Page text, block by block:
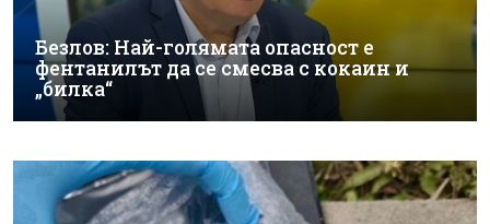
Безлов: Най-голямата опасност е
фентанилът да се смесва с кокаин и
„билка“